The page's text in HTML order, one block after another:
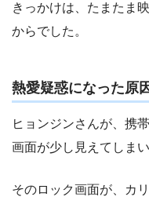
きっかけは、たまたま
からでした。
熱愛疑惑になった原
ヒョンジンさんが、携
画面が少し見えてしまい
そのロック画面が、カ